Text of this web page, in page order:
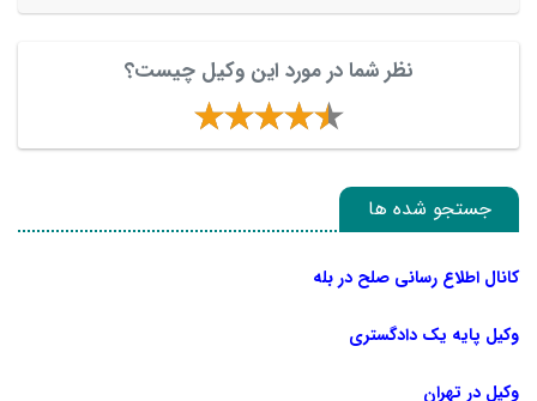
نظر شما در مورد این وکیل چیست؟
جستجو شده ها
کانال اطلاع رسانی صلح در بله
وکیل پایه یک دادگستری
وکیل در تهران